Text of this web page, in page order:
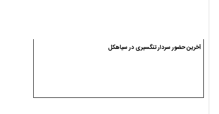
آخرین حضور سردار تنگسیری در سیاهکل